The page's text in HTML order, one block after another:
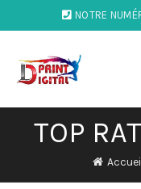
NOTRE
TOP